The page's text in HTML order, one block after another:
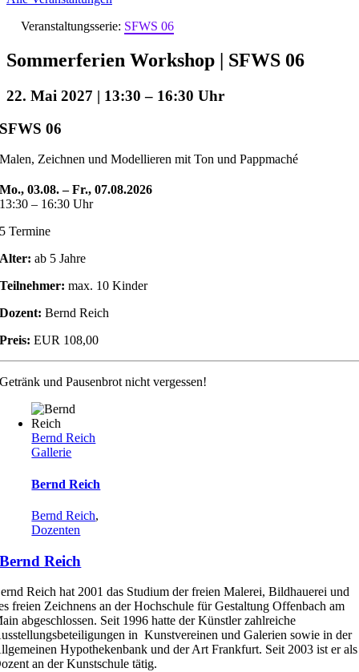
Veranstaltungsserie: SFWS 06
Sommerferien Workshop | SFWS 06
22. Mai 2027 | 13:30 – 16:30
SFWS 06
Malen, Zeichnen und Modellieren mit Ton und Pappmaché
Mo., 03.08. – Fr., 07.08.2026
13:30 – 16:30 Uhr
5 Termine
Alter: ab 5 Jahre
Teilnehmer: max. 10 Kinder
Dozent: Bernd Reich
Preis: EUR 108,00
Getränk und Pausenbrot nicht vergessen!
Bernd Reich
Gallerie
Bernd Reich
Bernd Reich,
Dozenten
Bernd Reich
Reich hat 2001 das Studium der freien Malerei, Bildhauerei und
freien Zeichnens an der Hochschule für Gestaltung Offenbach am
abgeschlossen. Seit 1996 hatte der Künstler zahlreiche
in Kunstvereinen und Galerien sowie in der
Hypothekenbank und der Art Frankfurt. Seit 2003 ist er als
an der Kunstschule tätig.